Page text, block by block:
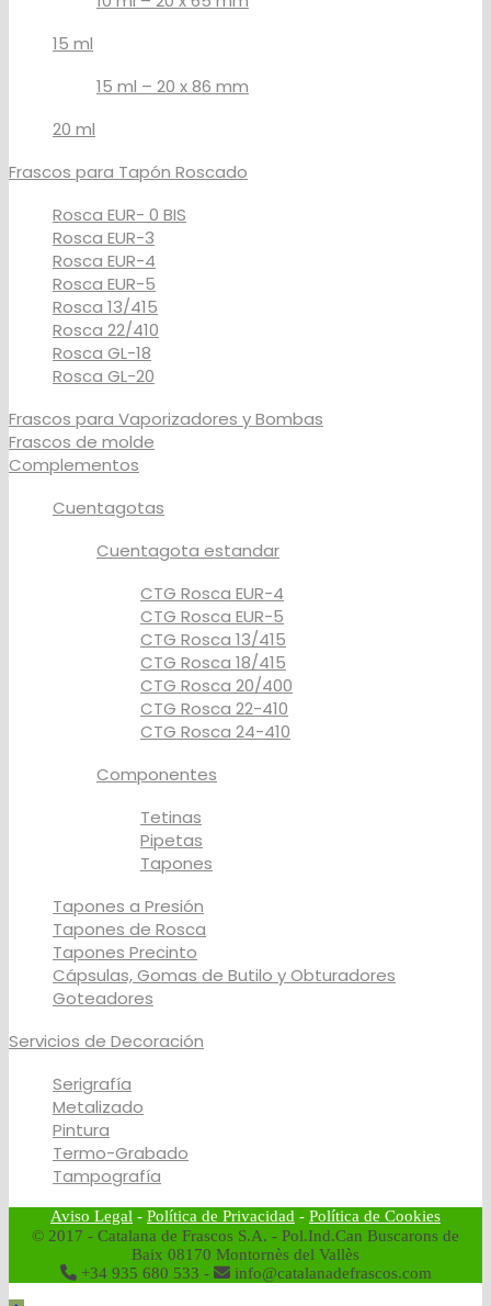
15 ml
15 ml – 20 x 86 mm
20 ml
Frascos para Tapón Roscado
Rosca EUR- 0 BIS
Rosca EUR-3
Rosca EUR-4
Rosca EUR-5
Rosca 13/415
Rosca 22/410
Rosca GL-18
Rosca GL-20
Frascos para Vaporizadores y Bombas
Frascos de molde
Complementos
Cuentagotas
Cuentagota estandar
CTG Rosca EUR-4
CTG Rosca EUR-5
CTG Rosca 13/415
CTG Rosca 18/415
CTG Rosca 20/400
CTG Rosca 22-410
CTG Rosca 24-410
Componentes
Tetinas
Pipetas
Tapones
Tapones a Presión
Tapones de Rosca
Tapones Precinto
Cápsulas, Gomas de Butilo y Obturadores
Goteadores
Servicios de Decoración
Serigrafía
Metalizado
Pintura
Termo-Grabado
Tampografía
Aviso Legal - Política de Privacidad - Política de Cookies
© 2017 - Catalana de Frascos S.A. - Pol.Ind.Can Buscarons de
Baix 08170 Montornès del Vallès
+34 935 680 533 -
info@catalanadefrascos.com